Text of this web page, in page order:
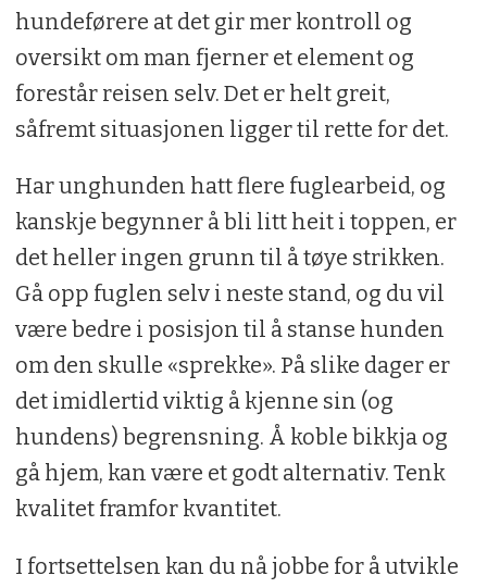
hundeførere at det gir mer kontroll og
oversikt om man fjerner et element og
forestår reisen selv. Det er helt greit,
såfremt situasjonen ligger til rette for det.
Har unghunden hatt flere fuglearbeid, og
kanskje begynner å bli litt heit i toppen, er
det heller ingen grunn til å tøye strikken.
Gå opp fuglen selv i neste stand, og du vil
være bedre i posisjon til å stanse hunden
om den skulle «sprekke». På slike dager er
det imidlertid viktig å kjenne sin (og
hundens) begrensning. Å koble bikkja og
gå hjem, kan være et godt alternativ. Tenk
kvalitet framfor kvantitet.
I fortsettelsen kan du nå jobbe for å utvikle